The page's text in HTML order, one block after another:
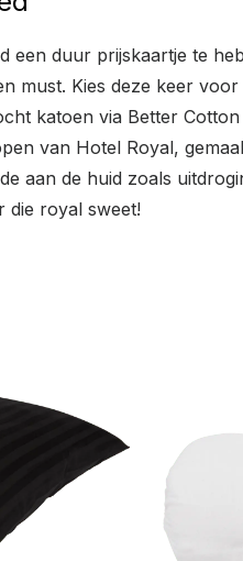
een duur prijskaartje te
must. Kies deze keer
katoen via Better
van Hotel Royal,
aan de huid zoals
die royal sweet!